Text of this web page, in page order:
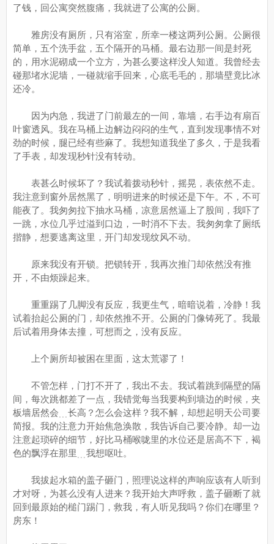
了钱，回公寓突然腹痛，我就进了公寓的公厕。
雅房没有厕所，只有浴室，所幸一楼这两列公厕。公厕很
简单，五个洗手盆，五个隔开的马桶。最右边那一间是封死
的，用水泥砌成一个立方，为甚么要这样没人知道。我曾经去
碰那堵水泥墙，一碰就缩手回来，心底毛毛的，那墙壁竟比冰
还冷。
因为内急，我进了门前最左的一间，靠墙，右手边有扇百
叶窗透风。我在马桶上边解边闷闷的生气，直到发现事情不对
劲的时候，腿已经有些麻了。我想知道我坐了多久，于是我看
了手表，却发现秒针没有转动。
表甚么时候坏了？我试着拨动秒针，摇晃，表依然不走。
我注意到窗外居然黑了，明明进来的时候还是下午。不，不可
能夜了。我匆匆拉下抽水马桶，凉意居然逼上了股间，我吓了
一跳，水位几乎过溢到口边，一时消不下去。我匆匆拿了厕纸
揩静，想要逃离这里，开门却发现纹风不动。
原来我没有开锁。把锁转开，我再次推门却依然没有推
开，不由烦躁起来。
重重踢了几脚没有反应，我更生气，暗暗说着，冷静！我
试着抬起公厕的门，却依然推不开。公厕的门像铸死了。我最
后试着用身体去撞，可想而之，没有反应。
上个厕所却被困在里面，这太荒谬了！
不管怎样，门打不开了，我出不去。我试着跳到隔壁的隔
间，每次跳都差了一点，我错觉每当我要构到墙边的时候，夹
板墙居然会﹍长高？怎么会这样？我不解，却想起明天公司要
简报。我的注意力开始焦急涣散，我告诉自己要冷静。却一边
注意起琐碎的细节，好比马桶喉咙里的水位还是居高不下，褐
色的飘浮在那里﹍我想呕吐。
我拔起水箱的盖子砸门，照理说这样的声响应该有人听到
才对呀，为甚么没有人进来？我开始大声呼救，盖子砸断了就
回到最原始的槌门踢门，救我，有人听见我吗？你们在哪里？
房东！